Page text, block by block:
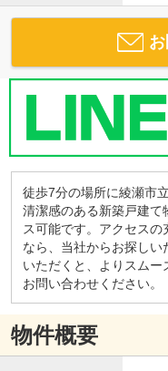
徒歩7分の場所に綾瀬市
清潔感のある新築戸建て
ス可能です。アクセス
なら、当社からお探しい
いただくと、よりスム
お問い合わせください。
物件概要